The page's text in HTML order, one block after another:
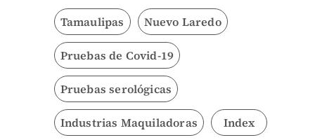
Tamaulipas Nuevo Laredo
Pruebas de Covid-19
Pruebas serológicas
Industrias Maquiladoras Index